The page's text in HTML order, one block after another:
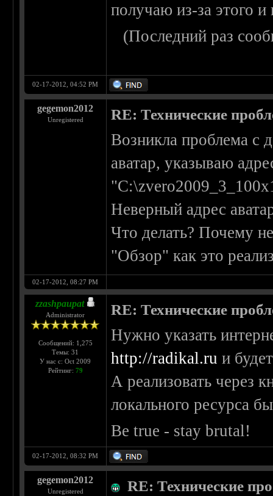
получаю из-за этого
(Последний раз
02-17-2012, 04:52 PM
gegemon2012
Unregistered RE: Технические
Возникла проблема с
аватар, указываю
Неверный адрес
Что делать? Почему
"Обзор" как это
02-17-2012, 08:27 PM
zzashpaupat
Administrator
Сообщений: 1,275
Темы: 31
У нас с: Oct 2009
Рейтинг: 79
RE: Технические
Нужно указать
http://radikal.ru и
А реализовать через
локального ресурса
Be true - stay brutal!
02-17-2012, 08:32 PM
gegemon2012
Unregistered RE: Технические